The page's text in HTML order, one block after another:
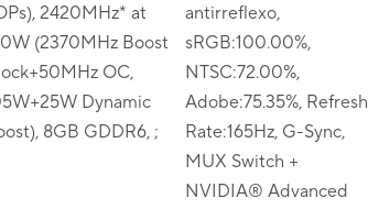
2420MHz* at
(2370MHz Boost
OC,
Dynamic
8GB GDDR6, ;
antirreflexo,
sRGB:100.00%,
NTSC:72.00%,
Adobe:75.35%, Refresh
Rate:165Hz, G-Sync,
MUX Switch +
NVIDIA® Advanced